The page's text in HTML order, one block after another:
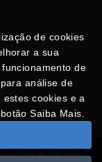
da loja online
de cookies
a sua
de
análise de
cookies e a
Saiba Mais.